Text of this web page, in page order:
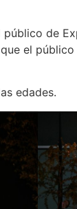
de
el
edades.